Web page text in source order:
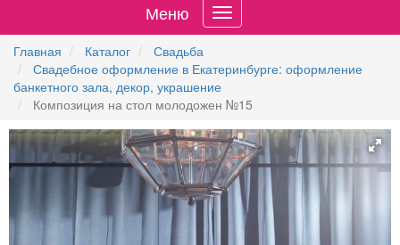
Меню
Главная Каталог
Свадьба
Свадебное оформление в Екатеринбурге: оформление
банкетного зала, декор, украшение
Композиция на стол молодожен №15